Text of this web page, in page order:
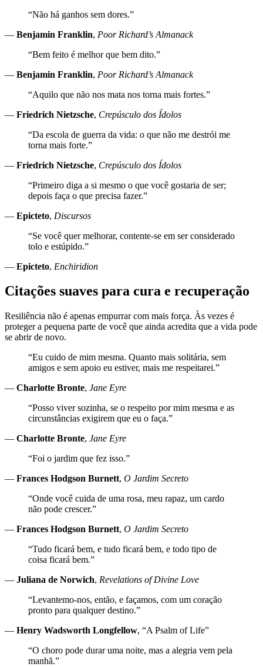
“Não há ganhos sem dores.”
— Benjamin Franklin, Poor Richard’s Almanack
“Bem feito é melhor que bem dito.”
— Benjamin Franklin, Poor Richard’s Almanack
“Aquilo que não nos mata nos torna mais fortes.”
— Friedrich Nietzsche, Crepúsculo dos Ídolos
“Da escola de guerra da vida: o que não me destrói me
torna mais forte.”
— Friedrich Nietzsche, Crepúsculo dos Ídolos
“Primeiro diga a si mesmo o que você gostaria de ser;
depois faça o que precisa fazer.”
— Epicteto, Discursos
“Se você quer melhorar, contente-se em ser considerado
tolo e estúpido.”
— Epicteto, Enchiridion
Citações suaves para cura e recuperação
Resiliência não é apenas empurrar com mais força. Às vezes é
proteger a pequena parte de você que ainda acredita que a vida pode
se abrir de novo.
“Eu cuido de mim mesma. Quanto mais solitária, sem
amigos e sem apoio eu estiver, mais me respeitarei.”
— Charlotte Bronte, Jane Eyre
“Posso viver sozinha, se o respeito por mim mesma e as
circunstâncias exigirem que eu o faça.”
— Charlotte Bronte, Jane Eyre
“Foi o jardim que fez isso.”
— Frances Hodgson Burnett, O Jardim Secreto
“Onde você cuida de uma rosa, meu rapaz, um cardo
não pode crescer.”
— Frances Hodgson Burnett, O Jardim Secreto
“Tudo ficará bem, e tudo ficará bem, e todo tipo de
coisa ficará bem.”
— Juliana de Norwich, Revelations of Divine Love
“Levantemo-nos, então, e façamos, com um coração
pronto para qualquer destino.”
— Henry Wadsworth Longfellow, “A Psalm of Life”
“O choro pode durar uma noite, mas a alegria vem pela
manhã.”